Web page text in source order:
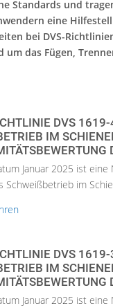
Standards und
eine
bei DVS-
das Fügen,
DVS
IM
Januar 2025 ist
Schweißbetrieb im
DVS
IM
Januar 2025 ist